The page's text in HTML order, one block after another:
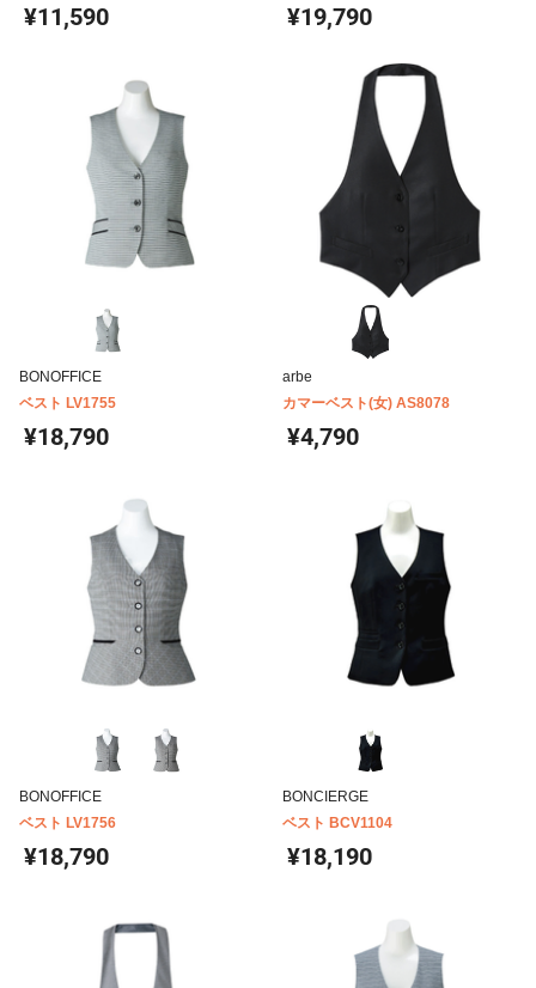
FV1305L
¥11,590 ¥19,790
BONOFFICE
ベスト LV1755
¥18,790
arbe
カマーベスト(女) AS8078
¥4,790
BONOFFICE
ベスト LV1756
¥18,790
BONCIERGE
ベスト BCV1104
¥18,190